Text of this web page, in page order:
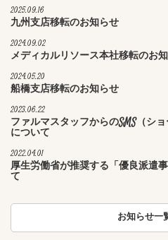
2025.09.16
九州支店移転のお知らせ
2024.09.02
メディカルリソース本社移転のお
2024.05.20
船橋支店移転のお知らせ
2023.06.22
ファルマスタッフからのSMS（シ
について
2022.04.01
厚生労働省が推奨する「優良派遣
て
お知らせ一